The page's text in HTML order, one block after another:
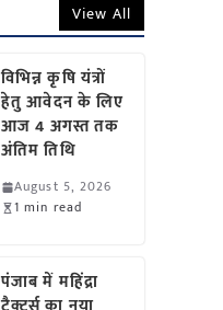
View All
विभिन्न कृषि यंत्रों
हेतु आवेदन के लिए
आज 4 अगस्त तक
अंतिम तिथि
August 5, 2026
1 min read
पंजाब में महिंद्रा